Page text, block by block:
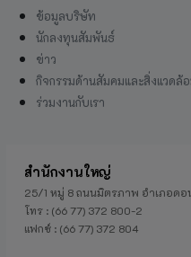
ข้อมูลบริษัท
นักลงทุนสัมพันธ์
ข่าว
กิจกรรมด้านสัมคมและสิ่งแวดล้อ
ร่วมงานกับเรา
สำนักงานใหญ่
25/1 หมู่ 8 ถนนมิตรภาพ อำเภอด
โทร : (66 77) 372 800-2
แฟกซ์ : (66 77) 372 804